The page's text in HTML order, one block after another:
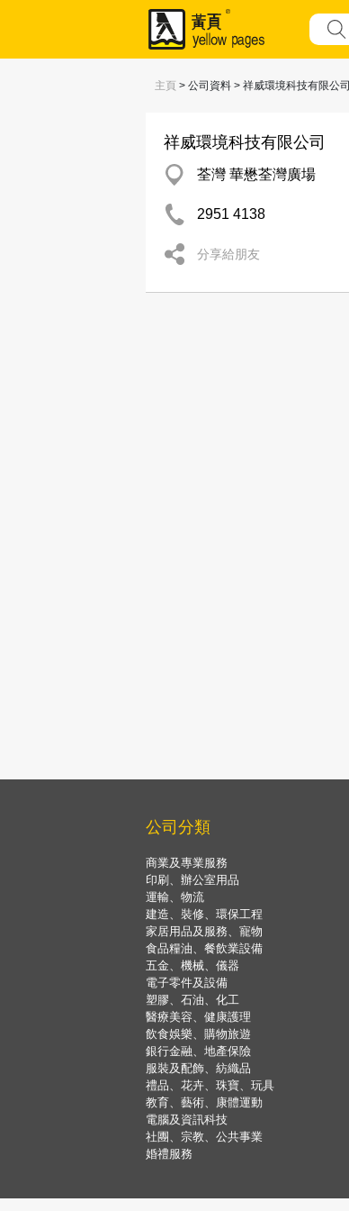
主頁 > 公司資料 > 祥威環境科技有限公司
祥威環境科技有限公司
荃灣 華懋荃灣廣場
2951 4138
分享給朋友
公司分類
商業及專業服務
印刷、辦公室用品
運輸、物流
建造、裝修、環保工程
家居用品及服務、寵物
食品糧油、餐飲業設備
五金、機械、儀器
電子零件及設備
塑膠、石油、化工
醫療美容、健康護理
飲食娛樂、購物旅遊
銀行金融、地產保險
服裝及配飾、紡織品
禮品、花卉、珠寶、玩具
教育、藝術、康體運動
電腦及資訊科技
社團、宗教、公共事業
婚禮服務